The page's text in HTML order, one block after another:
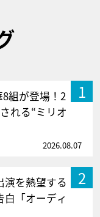
1
8組が登場！2
れる“ミリオ
2026.08.07
2
演を熱望する
白「オーディ